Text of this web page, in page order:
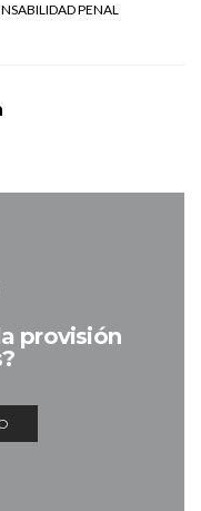
PENAL
provisión